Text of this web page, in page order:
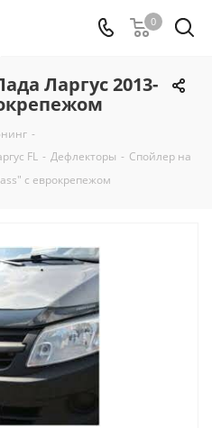
0
Ларгус 2013-
-
FL - Дефлекторы - Спойлер на
с еврокрепежом